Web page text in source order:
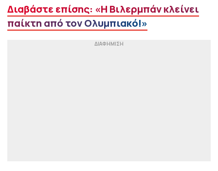
Διαβάστε επίσης: «Η Βιλερμπάν κλείνει
παίκτη από τον Ολυμπιακό!»